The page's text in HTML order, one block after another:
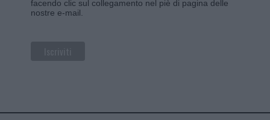
facendo clic sul collegamento nel piè di pagina delle
nostre e-mail.